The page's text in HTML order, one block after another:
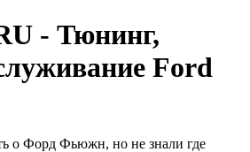
- Тюнинг,
Ford
о Форд Фьюжн, но не знали где